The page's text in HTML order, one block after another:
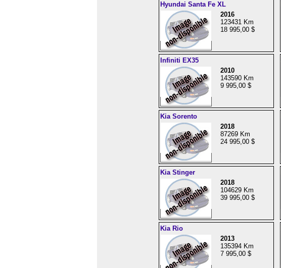
Hyundai Santa Fe XL
2016
123431 Km
18 995,00 $
Infiniti EX35
2010
143590 Km
9 995,00 $
Kia Sorento
2018
87269 Km
24 995,00 $
Kia Stinger
2018
104629 Km
39 995,00 $
Kia Rio
2013
135394 Km
7 995,00 $